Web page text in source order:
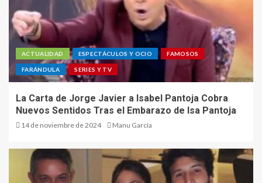
ACTUALIDAD ESPECTÁCULOS Y OCIO FAMOSOS
FARÁNDULA SERIES Y TV
La Carta de Jorge Javier a Isabel Pantoja Cobra
Nuevos Sentidos Tras el Embarazo de Isa Pantoja
14 de noviembre de 2024 Manu García